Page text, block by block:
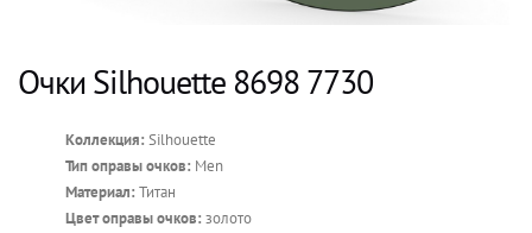
Очки Silhouette 8698 7730
Коллекция: Silhouette
Тип оправы очков: Men
Материал: Титан
Цвет оправы очков: золото